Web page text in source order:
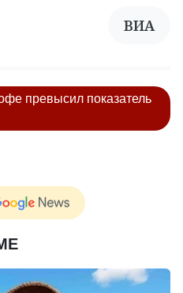
ВИА
превысил показатель